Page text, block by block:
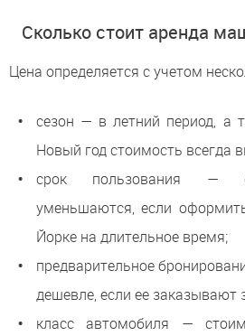
Сколько стоит аренда
Цена определяется с учетом
сезон — в летний период, а
Новый год стоимость всегда
срок пользования —
уменьшаются, если
Йорке на длительное время;
предварительное
дешевле, если ее заказывают
класс автомобиля —